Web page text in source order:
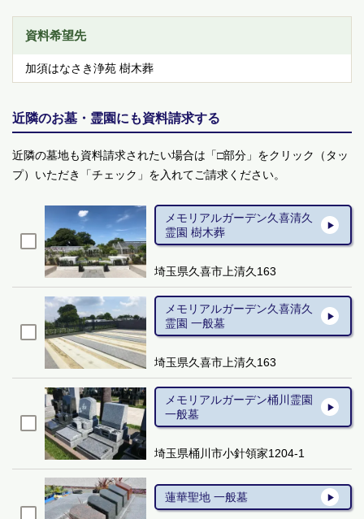
資料希望先
加須はなさき浄苑 樹木葬
近隣のお墓・霊園にも資料請求する
近隣の墓地も資料請求されたい場合は「□部分」をクリック（タッ
プ）いただき「チェック」を入れてご請求ください。
メモリアルガーデン久喜清久
霊園 樹木葬
埼玉県久喜市上清久163
メモリアルガーデン久喜清久
霊園 一般墓
埼玉県久喜市上清久163
メモリアルガーデン桶川霊園
一般墓
埼玉県桶川市小針領家1204-1
蓮華聖地 一般墓